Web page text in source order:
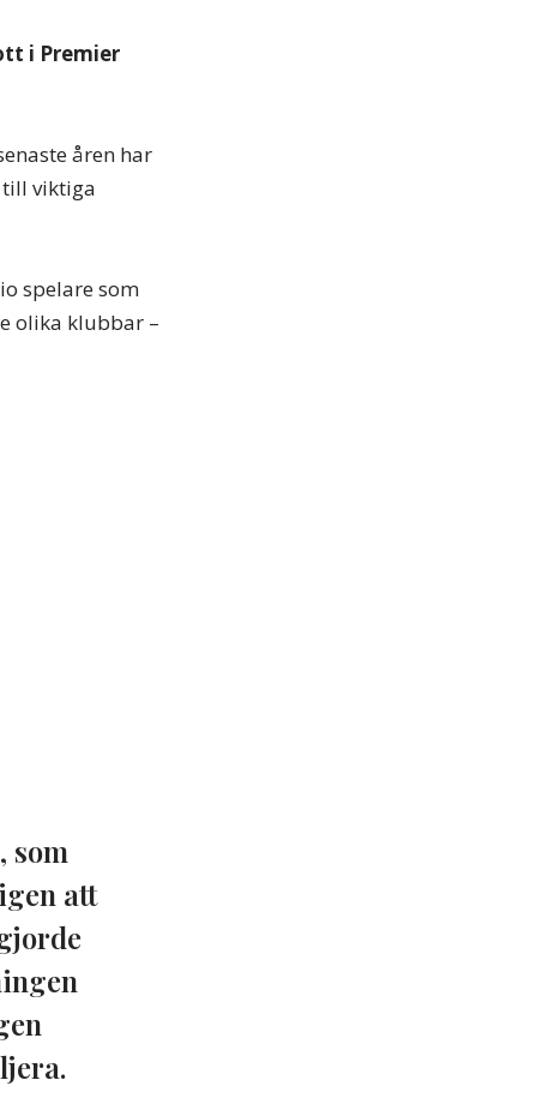
i Premier
åren har
till viktiga
spelare som
olika klubbar –
som
att